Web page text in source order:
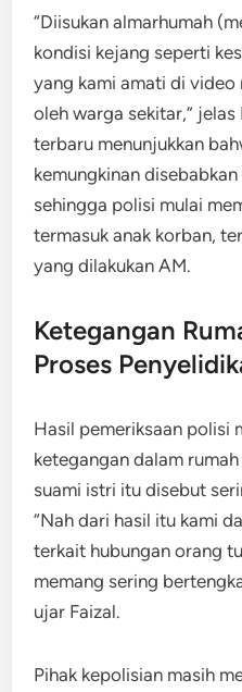
“Diisukan almarhumah
kondisi kejang seperti
yang kami amati di video
oleh warga sekitar,”
terbaru menunjukkan
kemungkinan
sehingga polisi mulai
termasuk anak korban,
yang dilakukan AM.
Ketegangan
Proses
Hasil pemeriksaan polisi
ketegangan dalam
suami istri itu disebut
“Nah dari hasil itu kami
terkait hubungan orang
memang sering
ujar Faizal.
Pihak kepolisian masih